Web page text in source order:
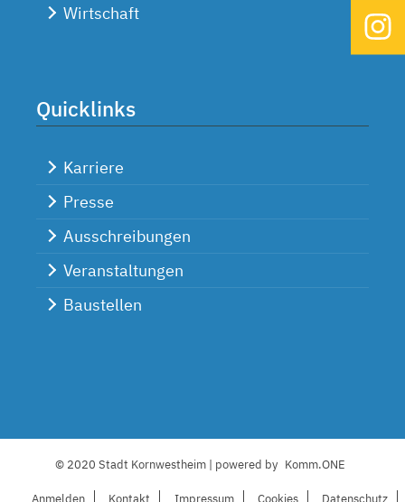
Wirtschaft
Quicklinks
Karriere
Presse
Ausschreibungen
Veranstaltungen
Baustellen
© 2020 Stadt Kornwestheim | powered by Komm.ONE
Anmelden Kontakt Impressum Cookies Datenschutz